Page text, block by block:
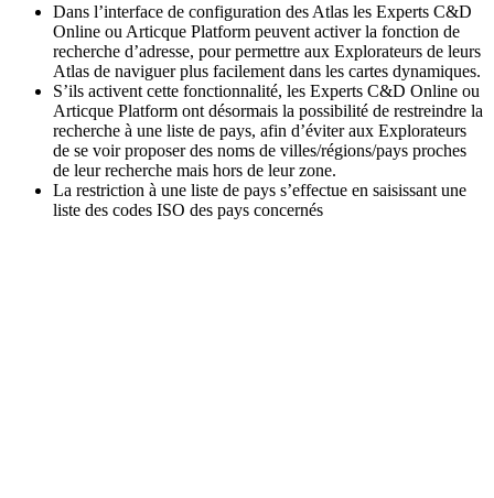
Dans l’interface de configuration des Atlas les Experts C&D
Online ou Articque Platform peuvent activer la fonction de
recherche d’adresse, pour permettre aux Explorateurs de leurs
Atlas de naviguer plus facilement dans les cartes dynamiques.
S’ils activent cette fonctionnalité, les Experts C&D Online ou
Articque Platform ont désormais la possibilité de restreindre la
recherche à une liste de pays, afin d’éviter aux Explorateurs
de se voir proposer des noms de villes/régions/pays proches
de leur recherche mais hors de leur zone.
La restriction à une liste de pays s’effectue en saisissant une
liste des codes ISO des pays concernés